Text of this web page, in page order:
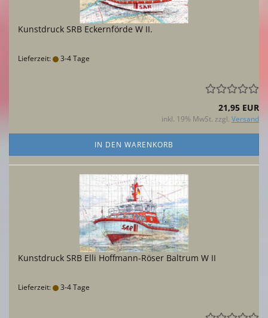
Kunstdruck SRB Eckernförde W II.
Lieferzeit: 3-4 Tage
21,95 EUR
inkl. 19% MwSt. zzgl. Versand
IN DEN WARENKORB
Kunstdruck SRB Elli Hoffmann-Röser Baltrum W II
Lieferzeit: 3-4 Tage